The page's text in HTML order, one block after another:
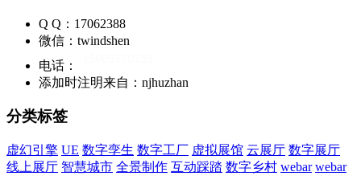
Q Q：17062388
微信：twindshen
电话：
添加时注明来自：njhuzhan
分类标签
虚幻引擎 UE 数字孪生 数字工厂 虚拟展馆 云展厅 数字展厅
线上展厅 智慧城市 全景制作 互动踩踏 数字乡村 webar webar